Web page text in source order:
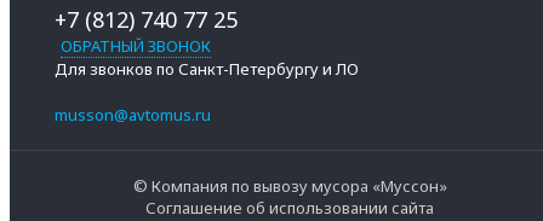
+7 (812) 740 77 25
ОБРАТНЫЙ ЗВОНОК
Для звонков по Санкт-Петербургу и ЛО
musson@avtomus.ru
© Компания по вывозу мусора «Муссон»
Соглашение об использовании сайта